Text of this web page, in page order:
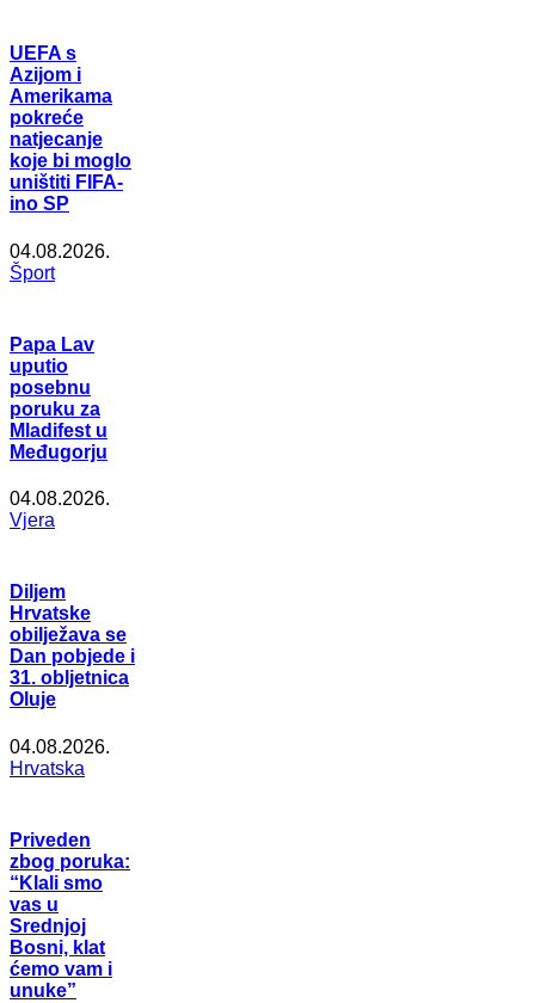
UEFA s
Azijom i
Amerikama
pokreće
natjecanje
koje bi moglo
uništiti FIFA-
ino SP
04.08.2026.
Šport
Papa Lav
uputio
posebnu
poruku za
Mladifest u
Međugorju
04.08.2026.
Vjera
Diljem
Hrvatske
obilježava se
Dan pobjede i
31. obljetnica
Oluje
04.08.2026.
Hrvatska
Priveden
zbog poruka:
“Klali smo
vas u
Srednjoj
Bosni, klat
ćemo vam i
unuke”